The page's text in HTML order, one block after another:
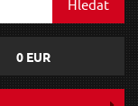
Hledat
0 EUR